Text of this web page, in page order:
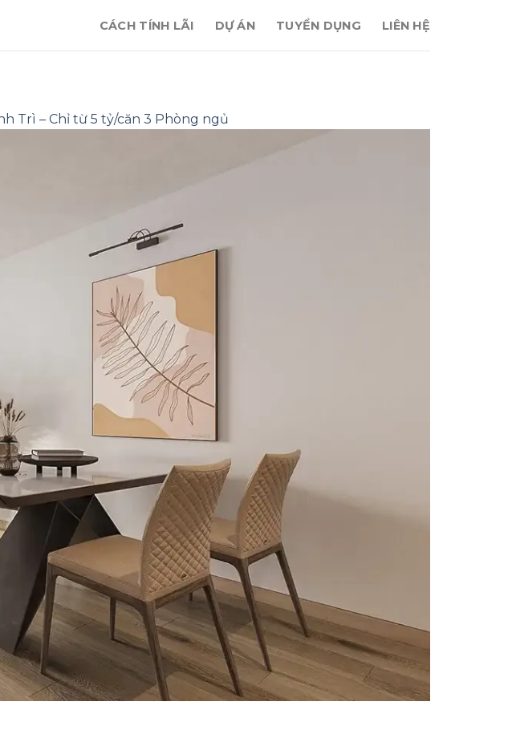
CÁCH TÍNH LÃI DỰ ÁN TUYỂN DỤNG LIÊN HỆ
Trì – Chỉ từ 5 tỷ/căn 3 Phòng ngủ